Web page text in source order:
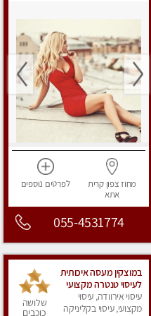
מחוז צפוןקרית
אתא
לפרטים נוספים
055-4531774
במוצקין מעסה איכותית
לעיסוי טנטרה מקצועי
ומרגיעה
עיסוי אירוודה, עיסוי
מקצועי, עיסוי בקליניקה
שלושה
כוכבים